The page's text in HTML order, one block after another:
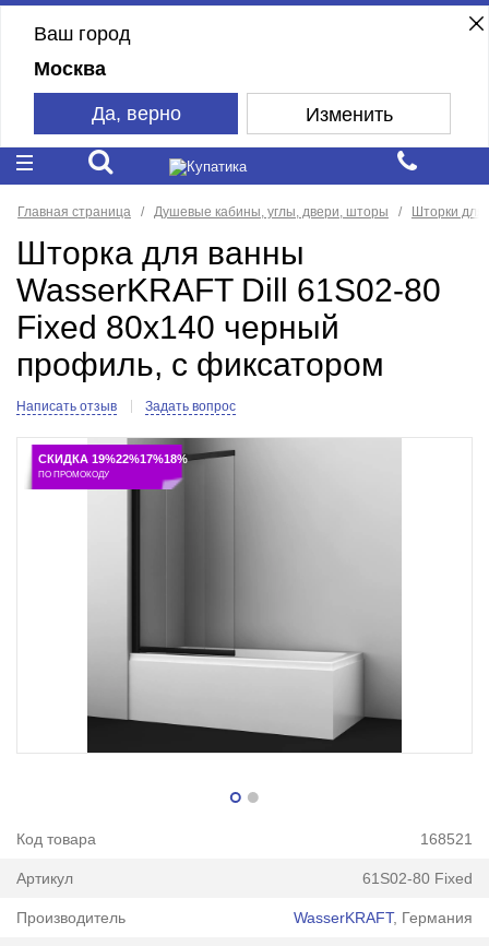
Ваш город
Москва
Да, верно Изменить
Главная страница Душевые кабины, углы, двери, шторы Шторки для
Шторка для ванны
WasserKRAFT Dill 61S02-80
Fixed 80x140 черный
профиль, с фиксатором
Написать отзыв Задать вопрос
СКИДКА 19%22%17%18%
ПО ПРОМОКОДУ
Код товара 168521
Артикул 61S02-80 Fixed
Производитель WasserKRAFT, Германия